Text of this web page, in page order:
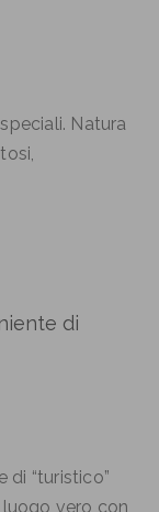
Natura
di
di “turistico”
vero con